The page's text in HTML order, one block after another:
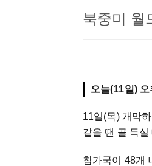
북중미 월
오늘(11일)
11일(목) 개막
같을 땐 골 득
참가국이 48개